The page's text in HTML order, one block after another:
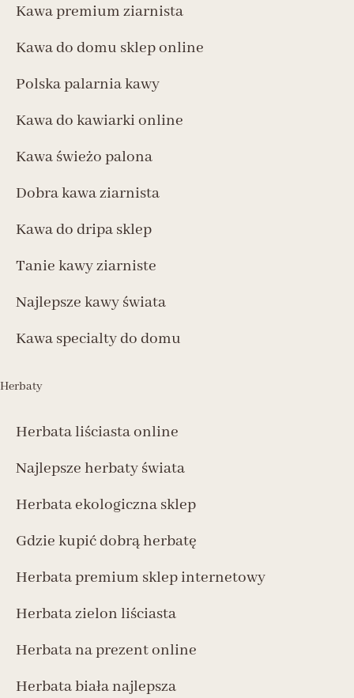
Kawa premium ziarnista
Kawa do domu sklep online
Polska palarnia kawy
Kawa do kawiarki online
Kawa świeżo palona
Dobra kawa ziarnista
Kawa do dripa sklep
Tanie kawy ziarniste
Najlepsze kawy świata
Kawa specialty do domu
Herbaty
Herbata liściasta online
Najlepsze herbaty świata
Herbata ekologiczna sklep
Gdzie kupić dobrą herbatę
Herbata premium sklep internetowy
Herbata zielon liściasta
Herbata na prezent online
Herbata biała najlepsza